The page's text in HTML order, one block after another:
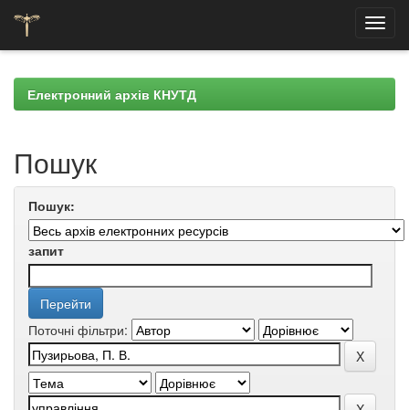
navigationЕлектронний архів КНУТД
Пошук
Пошук:
запит
Поточні фільтри: